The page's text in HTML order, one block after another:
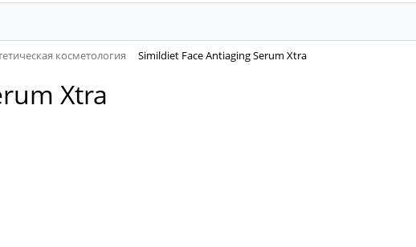
косметология Simildiet Face Antiaging Serum Xtra
Xtra